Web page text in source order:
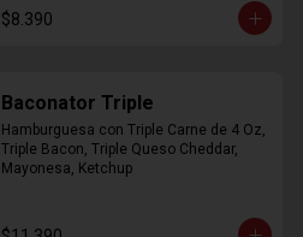
$8.390
Baconator Triple
Hamburguesa con Triple Carne de 4 Oz,
Triple Bacon, Triple Queso Cheddar,
Mayonesa, Ketchup